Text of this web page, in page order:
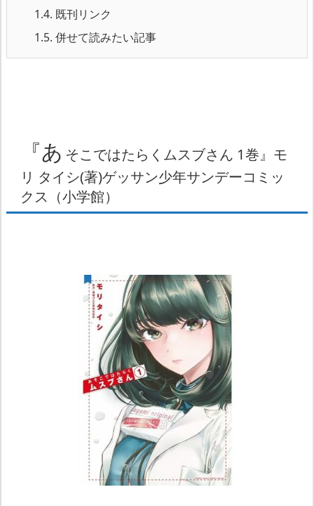
1.4. 既刊リンク
1.5. 併せて読みたい記事
『あ そこではたらくムスブさん 1巻』モ
リ タイシ(著)ゲッサン少年サンデーコミッ
クス（小学館）